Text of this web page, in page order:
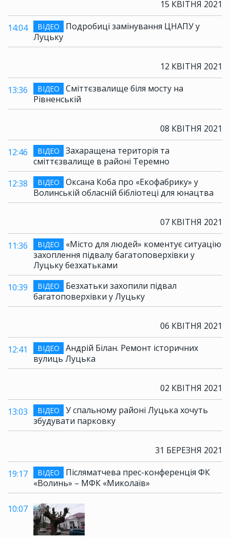
15 КВІТНЯ 2021
14:04 ВІДЕО
Подробиці замінування ЦНАПУ у
Луцьку
12 КВІТНЯ 2021
13:36 ВІДЕО
Сміттєзвалище біля мосту на
Рівненській
08 КВІТНЯ 2021
12:46 ВІДЕО
Захаращена територія та
сміттєзвалище в районі Теремно
12:38
ВІДЕО
Оксана Коба про «Екофабрику» у
Волинській обласній бібліотеці для юнацтва
07 КВІТНЯ 2021
11:36 ВІДЕО
«Місто для людей» коментує ситуацію
захоплення підвалу багатоповерхівки у
Луцьку безхатьками
10:39
ВІДЕО
Безхатьки захопили підвал
багатоповерхівки у Луцьку
06 КВІТНЯ 2021
12:41 ВІДЕО
Андрій Білан. Ремонт історичних
вулиць Луцька
02 КВІТНЯ 2021
13:03 ВІДЕО
У спальному районі Луцька хочуть
збудувати парковку
31 БЕРЕЗНЯ 2021
19:17 ВІДЕО
Післяматчева прес-конференція ФК
«Волинь» – МФК «Миколаїв»
10:07